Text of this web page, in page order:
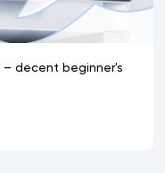
– decent beginner's